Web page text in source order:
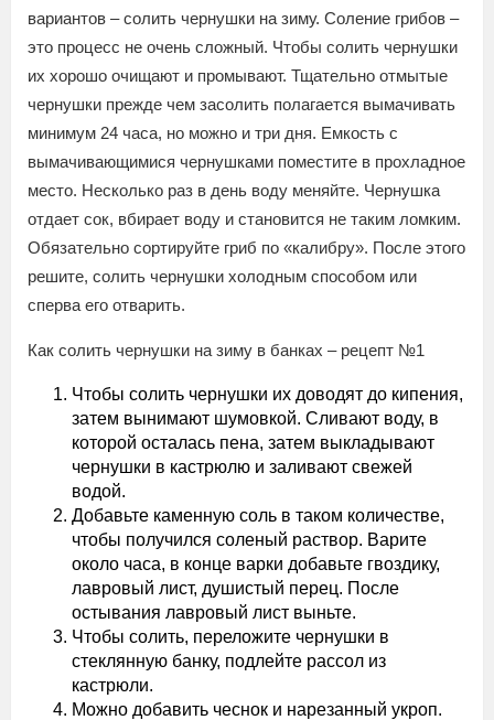
вариантов – солить чернушки на зиму. Соление грибов –
это процесс не очень сложный. Чтобы солить чернушки
их хорошо очищают и промывают. Тщательно отмытые
чернушки прежде чем засолить полагается вымачивать
минимум 24 часа, но можно и три дня. Емкость с
вымачивающимися чернушками поместите в прохладное
место. Несколько раз в день воду меняйте. Чернушка
отдает сок, вбирает воду и становится не таким ломким.
Обязательно сортируйте гриб по «калибру». После этого
решите, солить чернушки холодным способом или
сперва его отварить.
Как солить чернушки на зиму в банках – рецепт №1
Чтобы солить чернушки их доводят до кипения,
затем вынимают шумовкой. Сливают воду, в
которой осталась пена, затем выкладывают
чернушки в кастрюлю и заливают свежей
водой.
Добавьте каменную соль в таком количестве,
чтобы получился соленый раствор. Варите
около часа, в конце варки добавьте гвоздику,
лавровый лист, душистый перец. После
остывания лавровый лист выньте.
Чтобы солить, переложите чернушки в
стеклянную банку, подлейте рассол из
кастрюли.
Можно добавить чеснок и нарезанный укроп.